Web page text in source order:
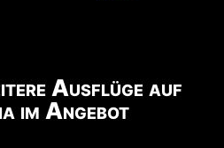
Ausflüge auf
im Angebot